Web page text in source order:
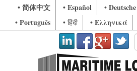
• 简体中文 • Español • Deutsche
• Português
• हिंदी • Ελληνικά